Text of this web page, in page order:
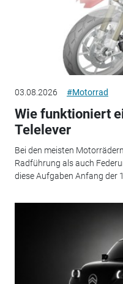
03.08.2026 #Motorrad
Wie funktioniert
Telelever
Bei den meisten
Radführung als auch
diese Aufgaben Anfang der